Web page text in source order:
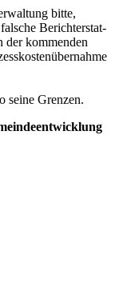
bit­te,
Bericht­erstat­
der kom­men­den
sei­ne Gren­zen.